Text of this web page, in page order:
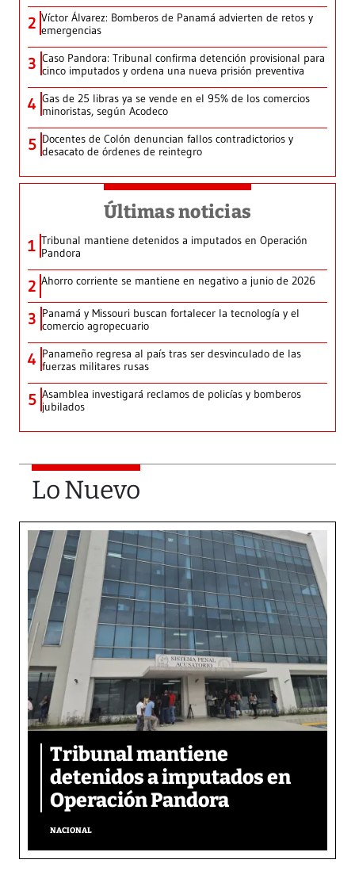
2 Víctor Álvarez: Bomberos de Panamá advierten de retos y
emergencias
3 Caso Pandora: Tribunal confirma detención provisional para
cinco imputados y ordena una nueva prisión preventiva
4 Gas de 25 libras ya se vende en el 95% de los comercios
minoristas, según Acodeco
5 Docentes de Colón denuncian fallos contradictorios y
desacato de órdenes de reintegro
Últimas noticias
1 Tribunal mantiene detenidos a imputados en Operación
Pandora
2 Ahorro corriente se mantiene en negativo a junio de 2026
3 Panamá y Missouri buscan fortalecer la tecnología y el
comercio agropecuario
4 Panameño regresa al país tras ser desvinculado de las
fuerzas militares rusas
5 Asamblea investigará reclamos de policías y bomberos
jubilados
Lo Nuevo
Tribunal mantiene
detenidos a imputados en
Operación Pandora
NACIONAL